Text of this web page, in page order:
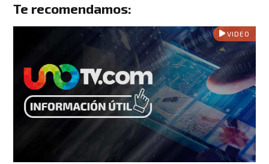
Te recomendamos:
VIDEO